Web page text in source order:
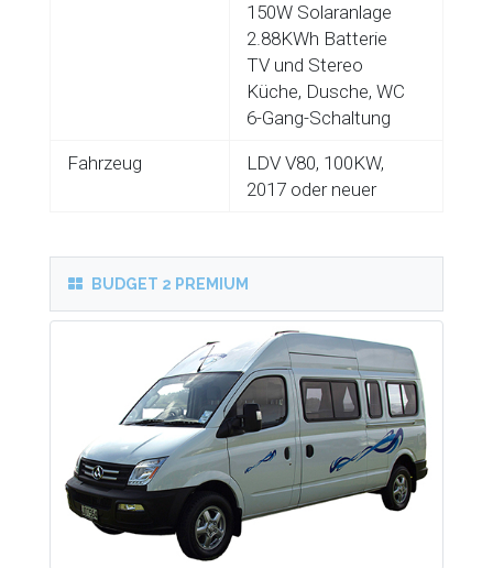
150W Solaranlage
2.88KWh Batterie
TV und Stereo
Küche, Dusche, WC
6-Gang-Schaltung
Fahrzeug
LDV V80, 100KW,
2017 oder neuer
BUDGET 2 PREMIUM